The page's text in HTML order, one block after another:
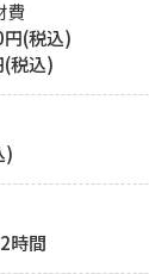
費
(税込)
税込)
)
時間